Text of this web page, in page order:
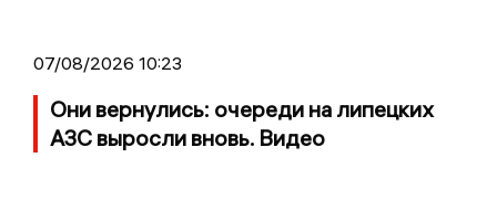
07/08/2026 10:23
Они вернулись: очереди на липецких
АЗС выросли вновь. Видео